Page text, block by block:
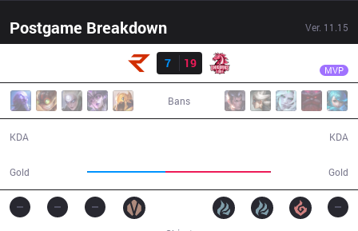
Postgame Breakdown Ver. 11.15
7
19 MVP
Bans
KDA
Gold Gold
KDA